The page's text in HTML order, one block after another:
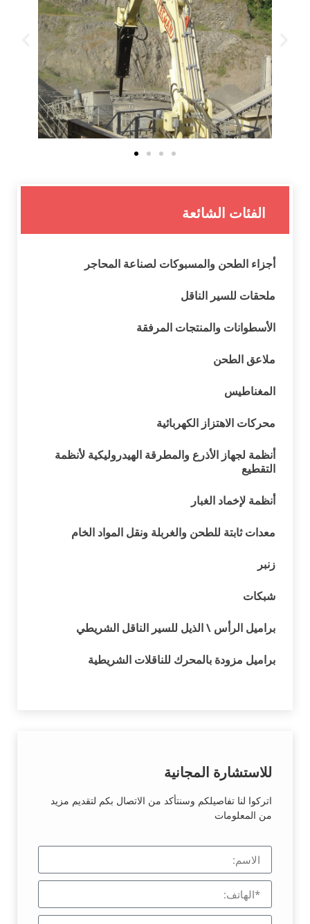
الفئات الشائعة
أجزاء الطحن والمسبوكات لصناعة المحاجر
ملحقات للسير الناقل
الأسطوانات والمنتجات المرفقة
ملاعق الطحن
المغناطيس
محركات الاهتزاز الكهربائية
أنظمة لجهاز الأذرع والمطرقة الهيدروليكية لأنظمة
التقطيع
أنظمة لإخماد الغبار
معدات ثابتة للطحن والغربلة ونقل المواد الخام
زنبر
شبكات
براميل الرأس \ الذيل للسير الناقل الشريطي
براميل مزودة بالمحرك للناقلات الشريطية
للاستشارة المجانية
اتركوا لنا تفاصيلكم وسنتأكد من الاتصال بكم لتقديم مزيد
من المعلومات